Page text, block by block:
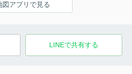
図アプリで見る
LINEで共有する